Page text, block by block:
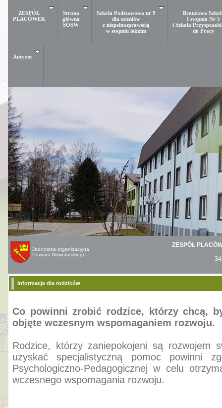
ZESPÓŁ
PLACÓWEK
Strona
główna
SOSW
Szkoła Podstawowa nr 9
dla uczniów
z niepełnosprawścią
w stopniu lekkim
Branżowa
I stopnia Nr 5
i Szkoła
do Pracy
Autyzm
Jednostka organizacyjna
Powiatu Nowotarskiego
ZESPÓŁ
Informacje dla rodziców
Co powinni zrobić rodzice, którzy chcą,
objęte wczesnym wspomaganiem rozwoju.
Rodzice, którzy zaniepokojeni są rozwojem
uzyskać specjalistyczną pomoc powinni
Psychologiczno-Pedagogicznej w celu
wczesnego wspomagania rozwoju.